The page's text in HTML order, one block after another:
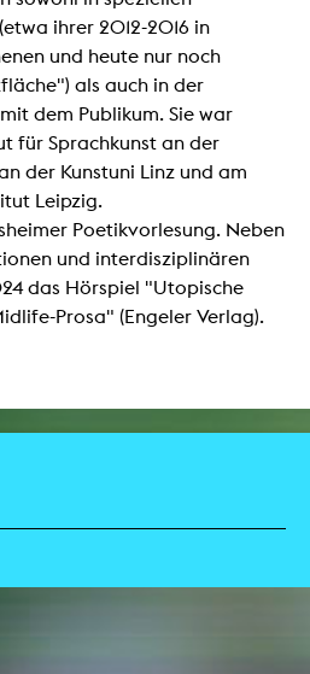
ihrer 2012-2016 in
und heute nur noch
als auch in der
dem Publikum. Sie war
für Sprachkunst an der
der Kunstuni Linz und am
Leipzig.
Poetikvorlesung. Neben
und interdisziplinären
das Hörspiel "Utopische
Prosa" (Engeler Verlag).